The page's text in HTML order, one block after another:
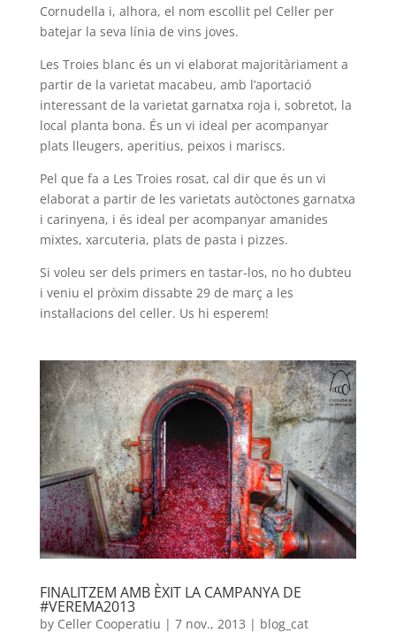
Cornudella i, alhora, el nom escollit pel Celler per
batejar la seva línia de vins joves.
Les Troies blanc és un vi elaborat majoritàriament a
partir de la varietat macabeu, amb l’aportació
interessant de la varietat garnatxa roja i, sobretot, la
local planta bona. És un vi ideal per acompanyar
plats lleugers, aperitius, peixos i mariscs.
Pel que fa a Les Troies rosat, cal dir que és un vi
elaborat a partir de les varietats autòctones garnatxa
i carinyena, i és ideal per acompanyar amanides
mixtes, xarcuteria, plats de pasta i pizzes.
Si voleu ser dels primers en tastar-los, no ho dubteu
i veniu el pròxim dissabte 29 de març a les
instal·lacions del celler. Us hi esperem!
FINALITZEM AMB ÈXIT LA CAMPANYA DE
#VEREMA2013
by Celler Cooperatiu | 7 nov., 2013 | blog_cat